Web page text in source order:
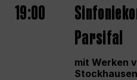
19:00
Parsifal
mit Werken